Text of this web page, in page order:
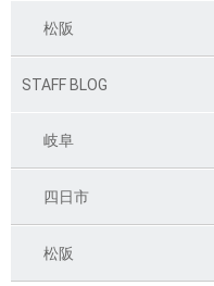
松阪
STAFF BLOG
岐阜
四日市
松阪